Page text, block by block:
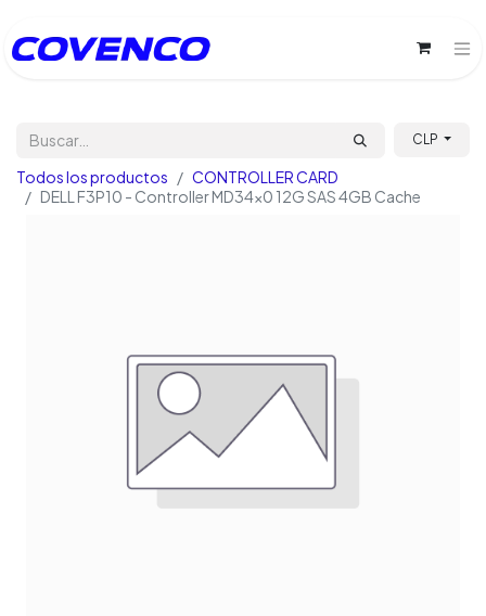
CLP
Todos los productos
CONTROLLER CARD
DELL F3P10 - Controller MD34x0 12G SAS 4GB Cache